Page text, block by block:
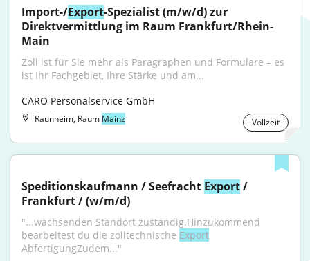
Import-/Export-Spezialist (m/w/d) zur
Direktvermittlung im Raum Frankfurt/Rhein-
Main
Zoll ist für Sie mehr als Paragraphen und Formulare – es
ist Ihr Fachgebiet, Ihre Stärke und am...
CARO Personalservice GmbH
Raunheim, Raum Mainz Vollzeit
Speditionskaufmann / Seefracht Export /
Frankfurt / (w/m/d)
"...wachsenden Standort zuständig.Hinzukommend
bearbeitest du die zolltechnische Export
AbfertigungZudem..."